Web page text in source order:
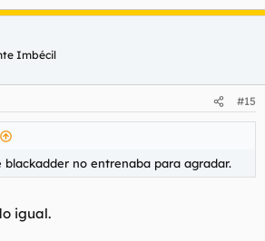
Imbécil
#15
blackadder no entrenaba para agradar.
igual.